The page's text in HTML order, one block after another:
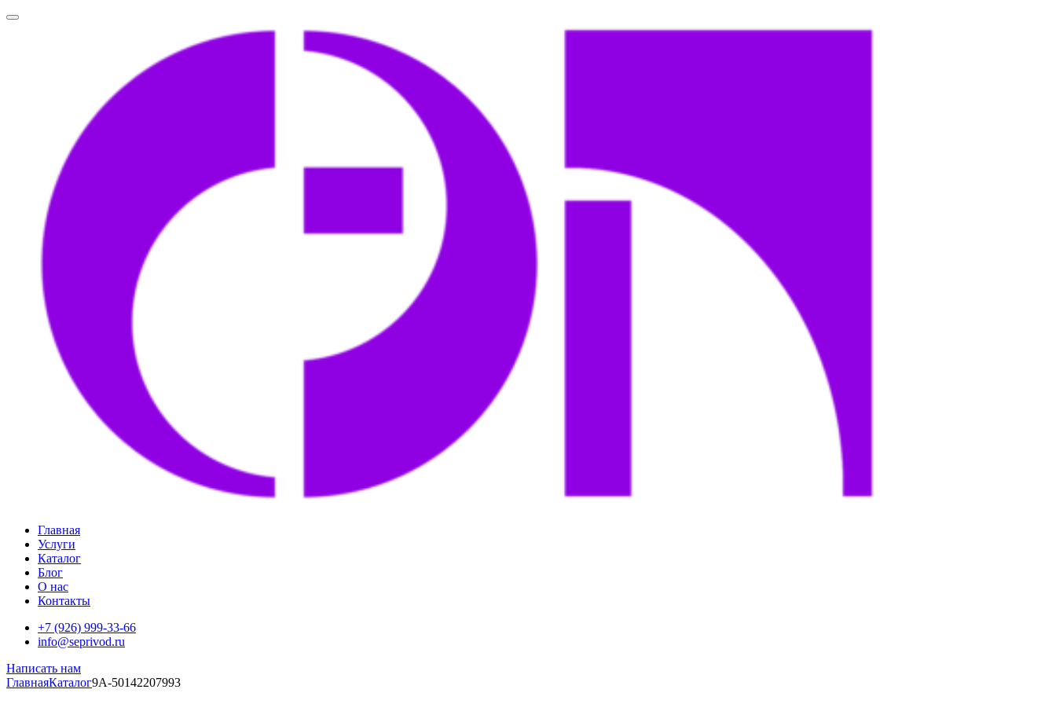
Главная
Услуги
Каталог
Блог
О нас
Контакты
+7 (926) 999-33-66
info@seprivod.ru
Написать нам
ГлавнаяКаталог9A-50142207993